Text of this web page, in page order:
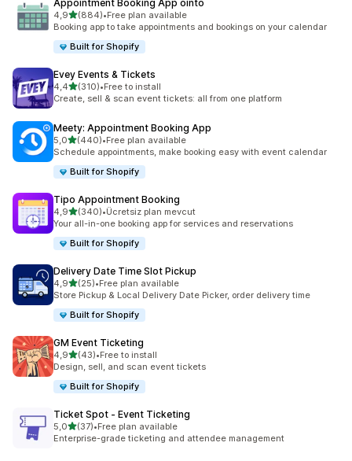
Appointment Booking App ointo
4,95 yıldız üzerinden
(884)
toplam 884 değerlendirme
•Free plan available
Booking app to take appointments and bookings on your calendar
Built for Shopify
Evey Events & Tickets
4,45 yıldız üzerinden
(310)
toplam 310 değerlendirme
•Free to install
Create, sell & scan event tickets: all from one platform
Meety: Appointment Booking App
5,05 yıldız üzerinden
(440)
toplam 440 değerlendirme
•Free plan available
Schedule appointments, make booking easy with event calendar
Built for Shopify
Tipo Appointment Booking
4,95 yıldız üzerinden
(340)
toplam 340 değerlendirme
•Ücretsiz plan mevcut
Your all-in-one booking app for services and reservations
Built for Shopify
Delivery Date Time Slot Pickup
4,95 yıldız üzerinden
(25)
toplam 25 değerlendirme
•Free plan available
Store Pickup & Local Delivery Date Picker, order delivery time
Built for Shopify
GM Event Ticketing
4,95 yıldız üzerinden
(43)
toplam 43 değerlendirme
•Free to install
Design, sell, and scan event tickets
Built for Shopify
Ticket Spot ‑ Event Ticketing
5,05 yıldız üzerinden
(37)
toplam 37 değerlendirme
•Free plan available
Enterprise-grade ticketing and attendee management